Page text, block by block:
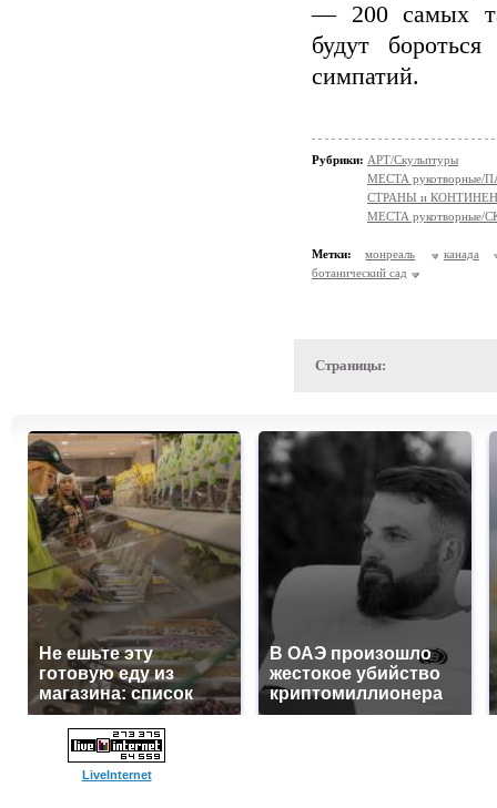
— 200 самых
будут
симпатий.
Рубрики: АРТ/Скульптуры
МЕСТА рукотворные/
СТРАНЫ и
МЕСТА
Метки: монреаль
канада
ботанический сад
Страницы:
Не ешьте эту
готовую еду из
магазина: список
В ОАЭ произошло
жестокое убийство
криптомиллионера
LiveInternet